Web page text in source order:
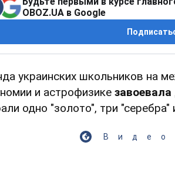
OBOZ.UA в Google
украинских школьников на
и астрофизике
одно "золото", три "серебра"